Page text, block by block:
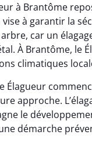
à Brantôme
à garantir la
car un
À Brantôme, le
climatiques
Élagueur
approche.
le
démarche